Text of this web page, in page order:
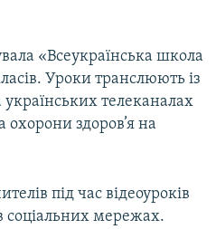
«Всеукраїнська школа
Уроки транслюють із
українських телеканалах
охорони здоров’я на
під час відеоуроків
соціальних мережах.